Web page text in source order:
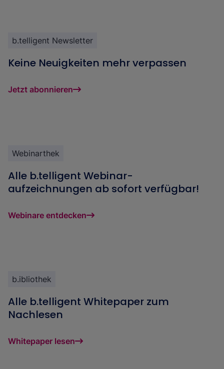
b.telligent Newsletter
Keine Neuigkeiten mehr verpassen
Jetzt abonnieren
Webinarthek
Alle b.telligent Webinar-
aufzeichnungen ab sofort verfügbar!
Webinare entdecken
b.ibliothek
Alle b.telligent Whitepaper zum
Nachlesen
Whitepaper lesen